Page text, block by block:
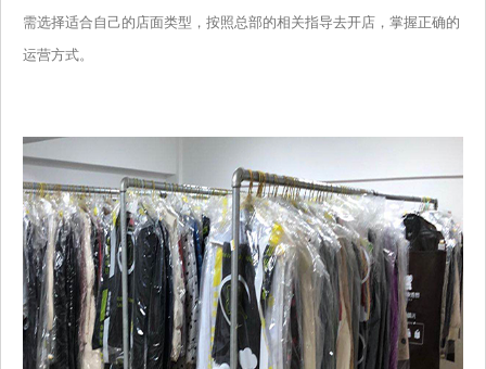
需选择适合自己的店面类型，按照总部的相关指导去开店，掌握正确的
运营方式。